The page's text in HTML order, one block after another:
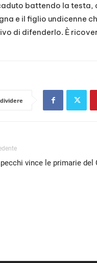
battendo la testa,
e il figlio undicenne
di difenderlo. È
vince le primarie del